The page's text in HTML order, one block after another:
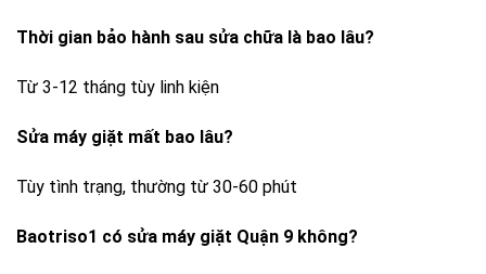
Thời gian bảo hành sau sửa chữa là bao lâu?
Từ 3-12 tháng tùy linh kiện
Sửa máy giặt mất bao lâu?
Tùy tình trạng, thường từ 30-60 phút
Baotriso1 có sửa máy giặt Quận 9 không?